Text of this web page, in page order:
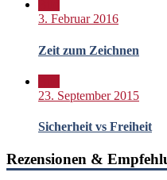
3. Februar 2016
Zeit zum Zeichnen
23. September 2015
Sicherheit vs Freiheit
Rezensionen &